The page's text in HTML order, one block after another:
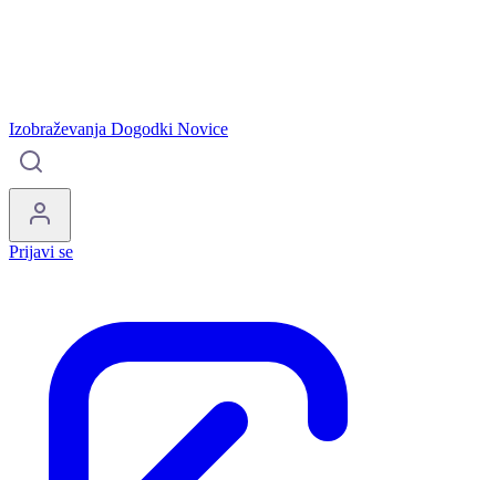
Izobraževanja Dogodki Novice
Prijavi se